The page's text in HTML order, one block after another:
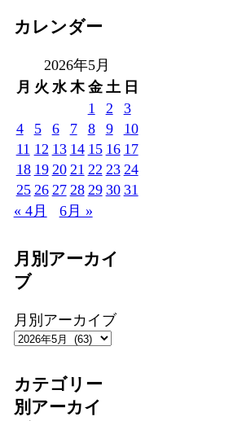
カレンダー
2026年5月
月 火 水 木 金 土 日
1
2
3
4
5 6 7 8 9
10
11 12 13 14 15 16 17
18 19 20 21 22 23 24
25 26 27 28 29 30 31
« 4月
6月 »
月別アーカイ
ブ
月別アーカイブ
カテゴリー
別アーカイ